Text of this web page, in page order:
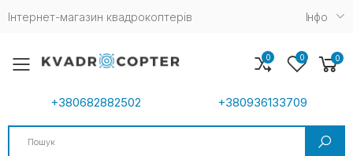
Інтернет-магазин квадрокоптерів Iнфо
Toggle mobile menu
+380682882502 +380936133709
Search
0 0 0